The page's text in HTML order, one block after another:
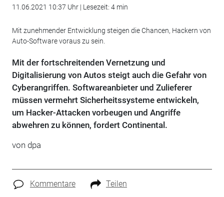
11.06.2021 10:37 Uhr | Lesezeit: 4 min
Mit zunehmender Entwicklung steigen die Chancen, Hackern von
Auto-Software voraus zu sein.
Mit der fortschreitenden Vernetzung und
Digitalisierung von Autos steigt auch die Gefahr von
Cyberangriffen. Softwareanbieter und Zulieferer
müssen vermehrt Sicherheitssysteme entwickeln,
um Hacker-Attacken vorbeugen und Angriffe
abwehren zu können, fordert Continental.
von dpa
Kommentare Teilen